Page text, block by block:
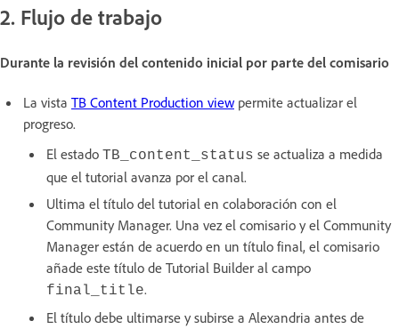
2. Flujo de trabajo
Durante la revisión del contenido inicial por parte del comisario
La vista TB Content Production view permite actualizar el
progreso.
El estado TB_content_status se actualiza a medida
que el tutorial avanza por el canal.
Ultima el título del tutorial en colaboración con el
Community Manager. Una vez el comisario y el Community
Manager están de acuerdo en un título final, el comisario
añade este título de Tutorial Builder al campo
final_title.
El título debe ultimarse y subirse a Alexandria antes de